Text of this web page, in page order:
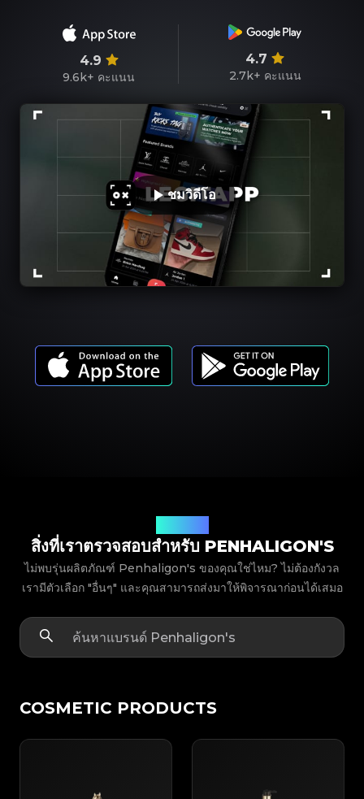
4.9
9.6k+ คะแนน
4.7
2.7k+ คะแนน
ชมวิดีโอ
สิ่งที่เราตรวจสอบสำหรับ PENHALIGON'S
ไม่พบรุ่นผลิตภัณฑ์ Penhaligon's ของคุณใช่ไหม? ไม่ต้องกังวล
เรามีตัวเลือก "อื่นๆ" และคุณสามารถส่งมาให้พิจารณาก่อนได้เสมอ
COSMETIC PRODUCTS